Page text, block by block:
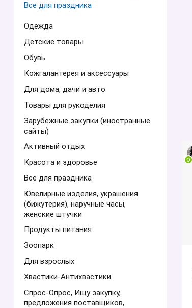
Все для праздника
Одежда
Детские товары
Обувь
Кожгалантерея и аксессуары
Для дома, дачи и авто
Товары для рукоделия
Зарубежные закупки (иностранные
сайты)
Активный отдых
Красота и здоровье
Все для праздника
Ювелирные изделия, украшения
(бижутерия), наручные часы,
женские штучки
Продукты питания
Зоопарк
Для взрослых
Хвастики-Антихвастики
Спрос-Опрос, Ищу закупку,
предложения поставщиков,